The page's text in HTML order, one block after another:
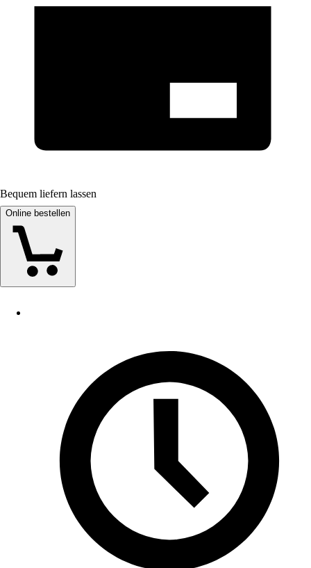
Bequem liefern lassen
Online bestellen